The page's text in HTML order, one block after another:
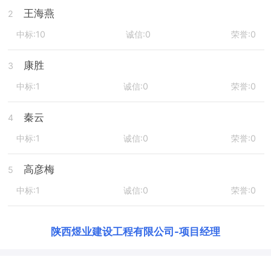
2 王海燕
中标:10 诚信:0 荣誉:0
3 康胜
中标:1 诚信:0 荣誉:0
4 秦云
中标:1 诚信:0 荣誉:0
5 高彦梅
中标:1 诚信:0 荣誉:0
陕西煜业建设工程有限公司 -项目经理